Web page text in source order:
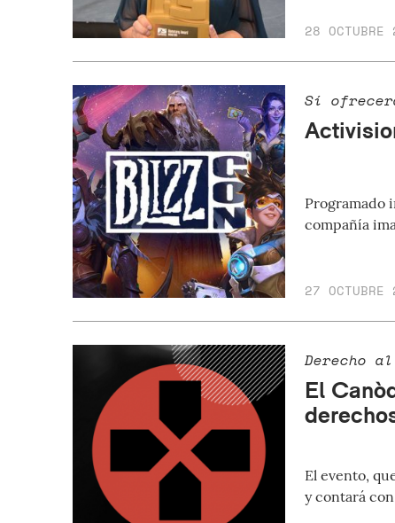
28 OCTUBRE
Sí
Programado
compañía
27 OCTUBRE
Derecho
El
El evento,
y contará